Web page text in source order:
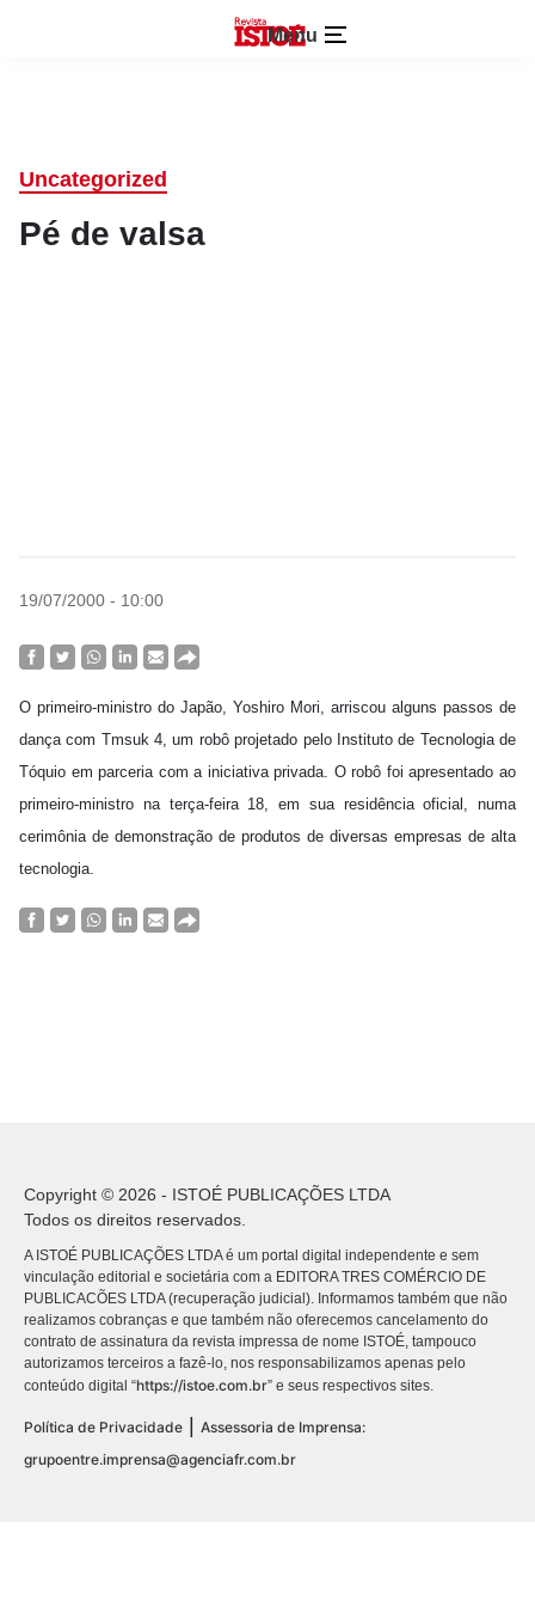
Menu
Uncategorized
Pé de valsa
19/07/2000 - 10:00
O primeiro-ministro do Japão, Yoshiro Mori, arriscou alguns passos de
dança com Tmsuk 4, um robô projetado pelo Instituto de Tecnologia de
Tóquio em parceria com a iniciativa privada. O robô foi apresentado ao
primeiro-ministro na terça-feira 18, em sua residência oficial, numa
cerimônia de demonstração de produtos de diversas empresas de alta
tecnologia.
Copyright © 2026 - ISTOÉ PUBLICAÇÕES LTDA
Todos os direitos reservados.
A ISTOÉ PUBLICAÇÕES LTDA é um portal digital independente e sem
vinculação editorial e societária com a EDITORA TRES COMÉRCIO DE
PUBLICACÕES LTDA (recuperação judicial). Informamos também que não
realizamos cobranças e que também não oferecemos cancelamento do
contrato de assinatura da revista impressa de nome ISTOÉ, tampouco
autorizamos terceiros a fazê-lo, nos responsabilizamos apenas pelo
conteúdo digital “https://istoe.com.br” e seus respectivos sites.
Política de Privacidade
Assessoria de Imprensa:
grupoentre.imprensa@agenciafr.com.br